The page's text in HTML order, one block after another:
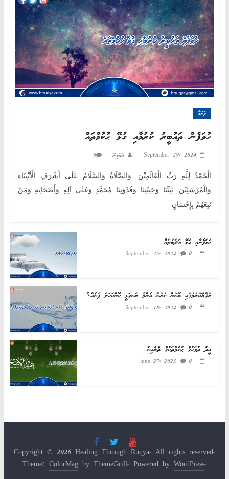
ފަތުވާ
ހުވަފެން ތައުބީރު ކުރުމާއި ގުޅޭ ޙުކުމްތައް
September 29, 2024 އެޑްމިން 0
الْحَمْدُ لِلَّهِ رَبِّ الْعَالَمِيْنَ. وَالصَّلَاةُ وَالسَّلَامُ عَلَى أَشْرَفِ الْأَنْبِيَاءِ
وَالْمُرْسَلِيْنَ. نَبِيِّنَا وَحَبِيْبِنَا وَقُدْوَتِنَا مُحَمَّدٍ وَعَلَى آلِهِ وَأَصْحَابِهِ وَمَنْ
تَبِعَهُمْ بِإِحْسَانٍ
ހުވަފެނާއި ގުޅޭ އަދަބުތައް
September 25, 2024 0
ރުޤްޔާކުރުމުގައި ބޭނުން ކުރުން އެންމެ ރަނގަޅީ ކޮންކަހަލަ ފެނެއް؟
September 18, 2024 0
ޢީދު ދުވަހުގެ ޙުކުމްތަކުގެ ތެރެއިން
June 27, 2023 0
Copyright © 2026 Healing Through Ruqya. All rights reserved.
Theme: ColorMagby ThemeGrill. Powered by WordPress.